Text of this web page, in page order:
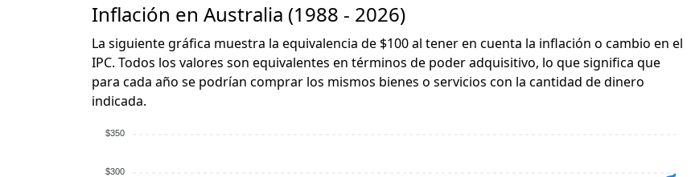
Inflación en Australia (1988 - 2026)
La siguiente gráfica muestra la equivalencia de $100 al tener en cuenta la inflación o cambio en el
IPC. Todos los valores son equivalentes en términos de poder adquisitivo, lo que significa que
para cada año se podrían comprar los mismos bienes o servicios con la cantidad de dinero
indicada.
$350
$300